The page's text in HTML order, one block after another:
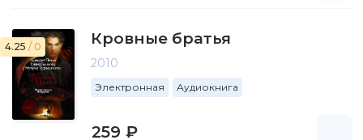
4.25 / 0 Кровные братья
2010
Электронная Аудиокнига
259 ₽